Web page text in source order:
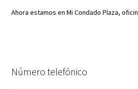
Ahora estamos en Mi Condado Plaza,
Número telefónico